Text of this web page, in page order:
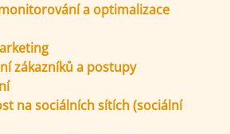
a optimalizace
zákazníků a postupy
na sociálních sítích (sociální